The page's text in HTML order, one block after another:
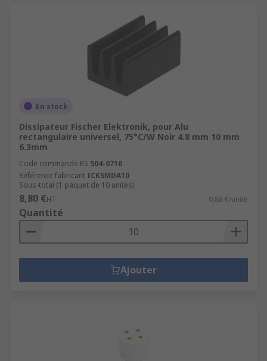
En stock
Dissipateur Fischer Elektronik, pour Alu
rectangulaire universel, 75°C/W Noir 4.8 mm 10 mm
6.3mm
Code commande RS 504-0716
Référence fabricant ICKSMDA10
Sous-total (1 paquet de 10 unités)
8,80 €HT 0,88 €/unité
Quantité
Ajouter